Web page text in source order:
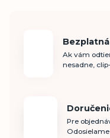
Ak vám
nesadne,
Pre